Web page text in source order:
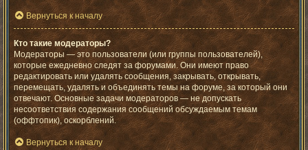
Вернуться к началу
Кто такие модераторы?
Модераторы — это пользователи (или группы пользователей),
которые ежедневно следят за форумами. Они имеют право
редактировать или удалять сообщения, закрывать, открывать,
перемещать, удалять и объединять темы на форуме, за который они
отвечают. Основные задачи модераторов — не допускать
несоответствия содержания сообщений обсуждаемым темам
(оффтопик), оскорблений.
Вернуться к началу